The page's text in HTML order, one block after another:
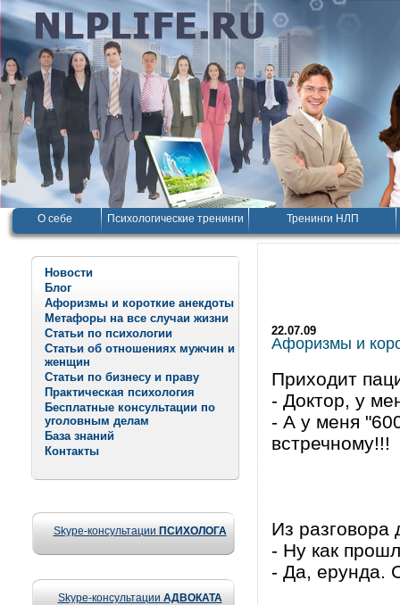
О себе Психологические тренинги Тренинги НЛП
Новости
Блог
Афоризмы и короткие анекдоты
Метафоры на все случаи жизни
Статьи по психологии
Статьи об отношениях мужчин и
женщин
Статьи по бизнесу и праву
Практическая психология
Бесплатные консультации по
уголовным делам
База знаний
Контакты
Skype-консультации ПСИХОЛОГА
Skype-консультации АДВОКАТА
22.07.09
Афоризмы и
Приходит
- Доктор, у
- А у меня
встречному!!!
Из разговора
- Ну как
- Да, ерунда.